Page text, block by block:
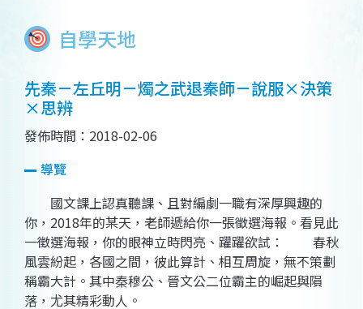
自學天地
先秦－左丘明－燭之武退秦師－說服×決策
×思辨
發佈時間：2018-02-06
導覽
國文課上認真聽課、且對編劇一職有深厚興趣的
你，2018年的某天，老師遞給你一張徵選海報。看見此
一徵選海報，你的眼神立時閃亮、躍躍欲試： 春秋
風雲紛起，各國之間，彼此算計、相互周旋，無不策劃
稱霸大計。其中秦穆公、晉文公二位霸主的崛起與隕
落，尤其精彩動人。